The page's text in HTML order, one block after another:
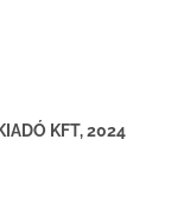
KFT, 2024